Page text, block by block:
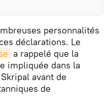
personnalités
déclarations. Le
a rappelé que la
impliquée dans la
avant de
de